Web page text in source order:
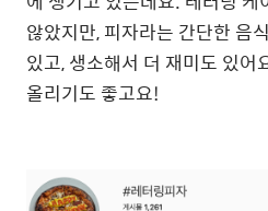
않았지만, 피자라는 간단한 음
있고, 생소해서 더 재미도 있어
올리기도 좋고요!